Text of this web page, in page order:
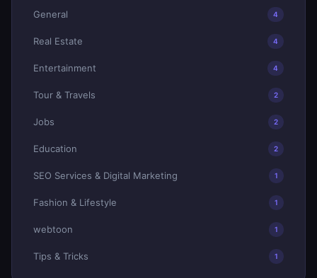
General 4
Real Estate 4
Entertainment 4
Tour & Travels 2
Jobs 2
Education 2
SEO Services & Digital Marketing 1
Fashion & Lifestyle 1
webtoon 1
Tips & Tricks 1